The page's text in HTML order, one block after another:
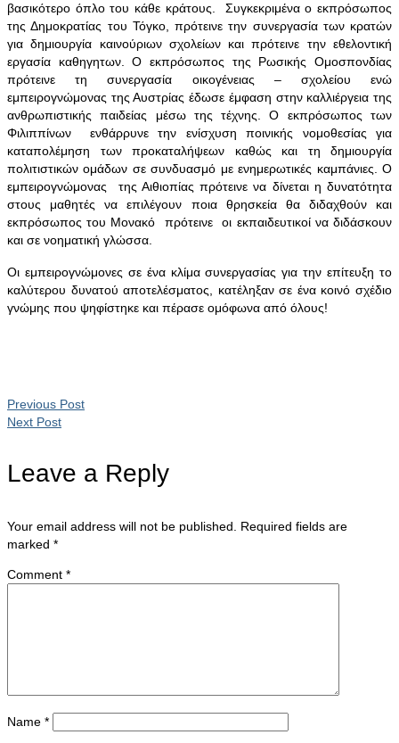
βασικότερο όπλο του κάθε κράτους. Συγκεκριμένα ο εκπρόσωπος
της Δημοκρατίας του Τόγκο, πρότεινε την συνεργασία των κρατών
για δημιουργία καινούριων σχολείων και πρότεινε την εθελοντική
εργασία καθηγητων. Ο εκπρόσωπος της Ρωσικής Ομοσπονδίας
πρότεινε τη συνεργασία οικογένειας – σχολείου ενώ
εμπειρογνώμονας της Αυστρίας έδωσε έμφαση στην καλλιέργεια της
ανθρωπιστικής παιδείας μέσω της τέχνης. Ο εκπρόσωπος των
Φιλιππίνων ενθάρρυνε την ενίσχυση ποινικής νομοθεσίας για
καταπολέμηση των προκαταλήψεων καθώς και τη δημιουργία
πολιτιστικών ομάδων σε συνδυασμό με ενημερωτικές καμπάνιες. Ο
εμπειρογνώμονας της Αιθιοπίας πρότεινε να δίνεται η δυνατότητα
στους μαθητές να επιλέγουν ποια θρησκεία θα διδαχθούν και
εκπρόσωπος του Μονακό πρότεινε οι εκπαιδευτικοί να διδάσκουν
και σε νοηματική γλώσσα.
Οι εμπειρογνώμονες σε ένα κλίμα συνεργασίας για την επίτευξη το
καλύτερου δυνατού αποτελέσματος, κατέληξαν σε ένα κοινό σχέδιο
γνώμης που ψηφίστηκε και πέρασε ομόφωνα από όλους!
Previous Post
Next Post
Leave a Reply
Your email address will not be published.
Required fields are
marked *
Comment *
Name *